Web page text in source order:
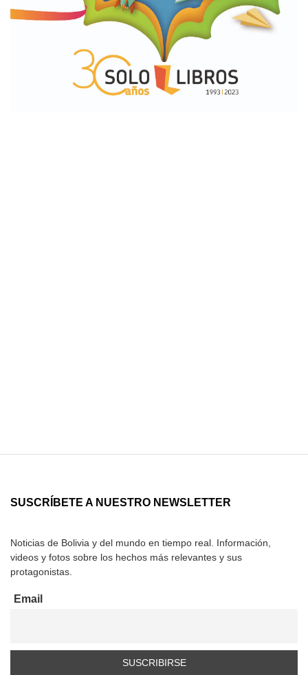
SUSCRÍBETE A NUESTRO NEWSLETTER
Noticias de Bolivia y del mundo en tiempo real. Información,
videos y fotos sobre los hechos más relevantes y sus
protagonistas.
Email